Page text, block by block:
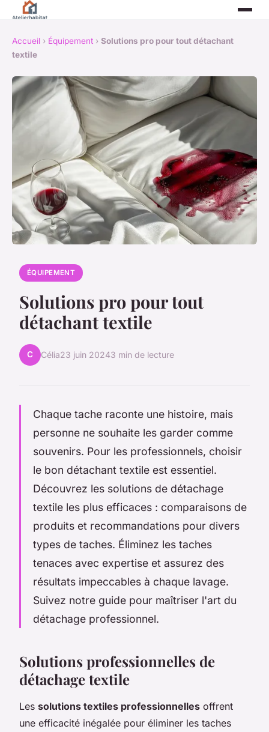
Accueil › Équipement › Solutions pro pour tout détachant
textile
ÉQUIPEMENT
Solutions pro pour tout
détachant textile
C Célia23 juin 20243 min de lecture
Chaque tache raconte une histoire, mais
personne ne souhaite les garder comme
souvenirs. Pour les professionnels, choisir
le bon détachant textile est essentiel.
Découvrez les solutions de détachage
textile les plus efficaces : comparaisons de
produits et recommandations pour divers
types de taches. Éliminez les taches
tenaces avec expertise et assurez des
résultats impeccables à chaque lavage.
Suivez notre guide pour maîtriser l'art du
détachage professionnel.
Solutions professionnelles de
détachage textile
Les solutions textiles professionnelles offrent
une efficacité inégalée pour éliminer les taches